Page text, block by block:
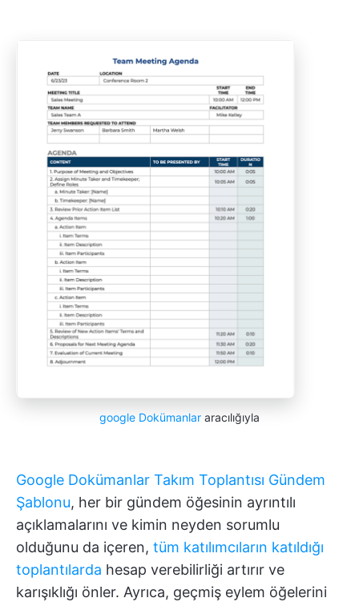
google Dokümanlar aracılığıyla
Google Dokümanlar Takım Toplantısı Gündem
Şablonu, her bir gündem öğesinin ayrıntılı
açıklamalarını ve kimin neyden sorumlu
olduğunu da içeren, tüm katılımcıların katıldığı
toplantılarda hesap verebilirliği artırır ve
karışıklığı önler. Ayrıca, geçmiş eylem öğelerini